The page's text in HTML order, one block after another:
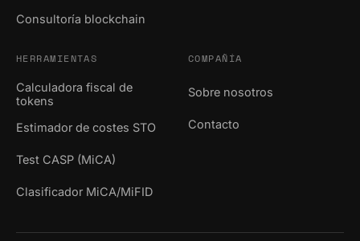
Consultoría blockchain
HERRAMIENTAS
Calculadora fiscal de
tokens
Estimador de costes STO
Test CASP (MiCA)
Clasificador MiCA/MiFID
COMPAÑÍA
Sobre nosotros
Contacto